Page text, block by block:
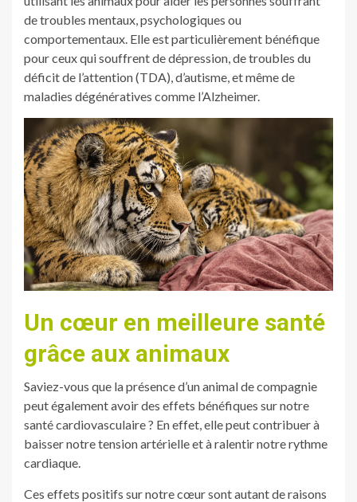
de troubles mentaux, psychologiques ou
comportementaux. Elle est particulièrement bénéfique
pour ceux qui souffrent de dépression, de troubles du
déficit de l’attention (TDA), d’autisme, et même de
maladies dégénératives comme l’Alzheimer.
Un cœur en meilleure santé
grâce aux animaux
Saviez-vous que la présence d’un animal de compagnie
peut également avoir des effets bénéfiques sur notre
santé cardiovasculaire ? En effet, elle peut contribuer à
baisser notre tension artérielle et à ralentir notre rythme
cardiaque.
Ces effets positifs sur notre cœur sont autant de raisons